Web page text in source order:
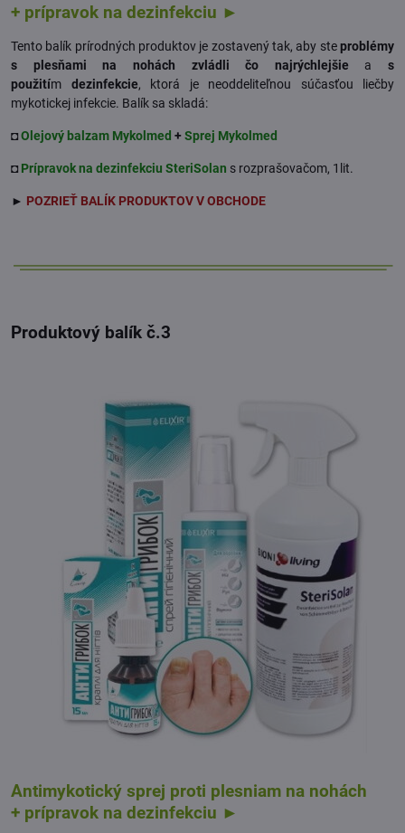
+ prípravok na dezinfekciu ►
Tento balík prírodných produktov je zostavený tak, aby steproblémy
s plesňami na nohách zvládli čo najrýchlejšie a s
použitím dezinfekcie, ktorá je neoddeliteľnou súčasťou liečby
mykotickej infekcie. Balík sa skladá:
◘Olejový balzam Mykolmed +Sprej Mykolmed
◘ Prípravok na dezinfekciu SteriSolan s rozprašovačom, 1lit.
► POZRIEŤ BALÍK PRODUKTOV V OBCHODE
Produktový balík č.3
Antimykotický sprej proti plesniam na nohách
+ prípravok na dezinfekciu ►